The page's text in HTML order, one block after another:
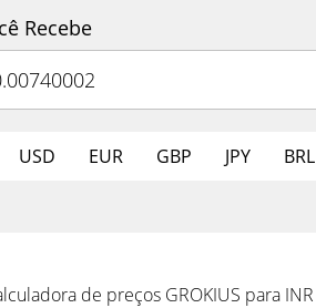
Recebe
USD EUR GBP JPY BRL
de preços GROKIUS para INR